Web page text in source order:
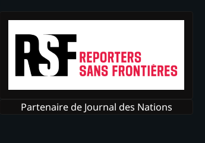
Partenaire de Journal des Nations